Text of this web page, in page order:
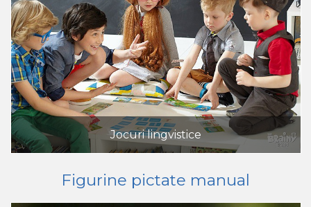
Jocuri lingvistice
Figurine pictate manual